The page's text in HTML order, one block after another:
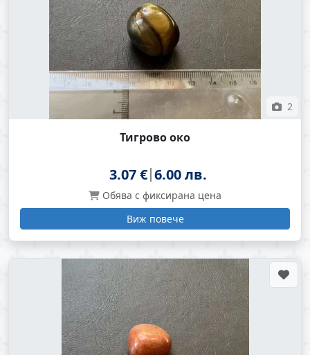
2
Тигрово око
3.07 € 6.00 лв.
Обява с фиксирана цена
Виж повече